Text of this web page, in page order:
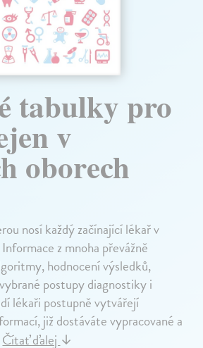
tabulky pro
v
oborech
nosí každý začínající lékař v
z mnoha převážně
hodnocení výsledků,
postupy diagnostiky i
lékaři postupně vytvářejí
již dostáváte vypracované a
Čítať ďalej↓